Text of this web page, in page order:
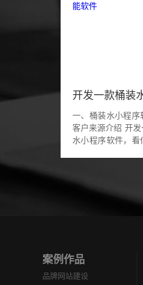
一、桶装水小程序
客户来源介绍 开发一款桶装
水小程序软件，看
有几家软件公...
案例作品
品牌网站建设